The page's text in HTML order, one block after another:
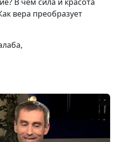
Андрей Качалаба,
священнослужитель
#63
священнослужитель
Андрей Качалаба,
священнослужитель
#60
Андрей Качалаба,
вера преобразует